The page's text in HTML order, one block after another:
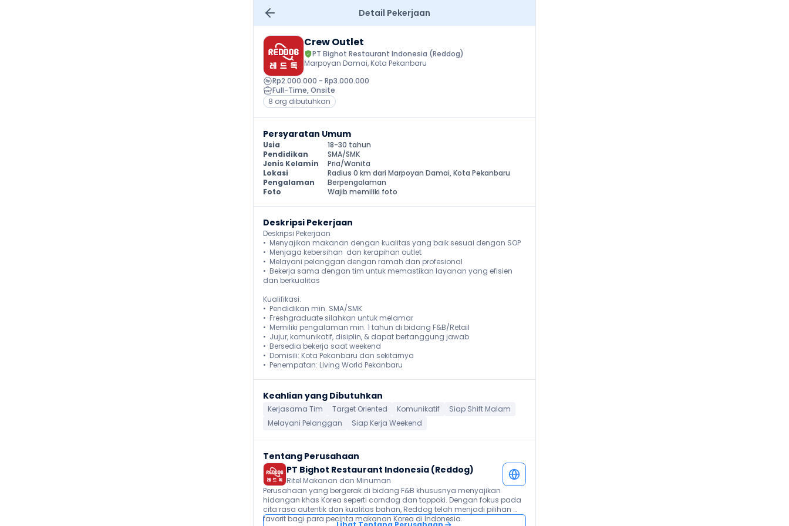
Detail Pekerjaan
Crew Outlet
PT Bighot Restaurant Indonesia (Reddog)
Marpoyan Damai, Kota Pekanbaru
Rp2.000.000 - Rp3.000.000
Full-Time, Onsite
8 org dibutuhkan
Persyaratan Umum
Usia
18-30 tahun
Pendidikan
SMA/SMK
Jenis Kelamin
Pria/Wanita
Lokasi
Radius 0 km dari Marpoyan Damai, Kota Pekanbaru
Pengalaman
Berpengalaman
Foto
Wajib memiliki foto
Deskripsi Pekerjaan
Deskripsi Pekerjaan
•  ⁠Menyajikan makanan dengan kualitas yang baik sesuai dengan SOP
•⁠  ⁠Menjaga kebersihan  dan kerapihan outlet
•⁠  ⁠Melayani pelanggan dengan ramah dan profesional
•⁠  ⁠Bekerja sama dengan tim untuk memastikan layanan yang efisien
dan berkualitas
Kualifikasi:
•⁠  ⁠Pendidikan min. SMA/SMK
•  Freshgraduate silahkan untuk melamar
•⁠  ⁠Memiliki pengalaman min. 1 tahun di bidang F&B/Retail
•⁠  ⁠Jujur, komunikatif, disiplin, & dapat bertanggung jawab
•⁠  ⁠Bersedia bekerja saat weekend
•⁠  ⁠Domisili: Kota Pekanbaru dan sekitarnya
•⁠  ⁠Penempatan: Living World Pekanbaru
Keahlian yang Dibutuhkan
Kerjasama Tim Target Oriented Komunikatif
Siap Shift Malam
Melayani Pelanggan
Siap Kerja Weekend
Tentang Perusahaan
PT Bighot Restaurant Indonesia (Reddog)
Ritel Makanan dan Minuman
Perusahaan yang bergerak di bidang F&B khususnya menyajikan
hidangan khas Korea seperti corndog dan toppoki. Dengan fokus pada
cita rasa autentik dan kualitas bahan, Reddog telah menjadi pilihan
favorit bagi para pecinta makanan Korea di Indonesia.